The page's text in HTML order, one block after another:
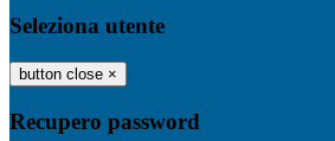
Seleziona utente
button close ×
Recupero password